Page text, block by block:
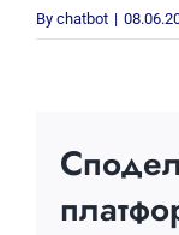
By chatbot |